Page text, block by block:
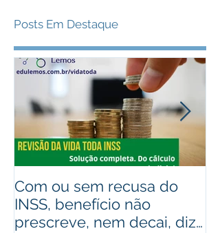
Posts Em Destaque
Com ou sem recusa do
INSS, benefício não
prescreve, nem decai, diz